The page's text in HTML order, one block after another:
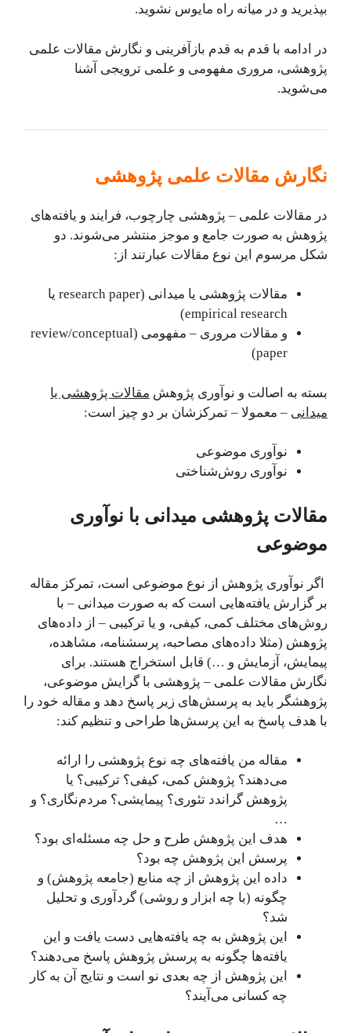
بپذیرید و در میانه راه مایوس نشوید.
در ادامه با قدم به قدم بازآفرینی و نگارش مقالات علمی
پژوهشی، مروری مفهومی و علمی ترویجی آشنا
می‌شوید.
نگارش مقالات علمی پژوهشی
در مقالات علمی – پژوهشی چارچوب، فرایند و یافته‌های
پژوهش به صورت جامع و موجز منتشر می‌شوند. دو
شکل مرسوم این نوع مقالات عبارتند از:
مقالات پژوهشی یا میدانی (research paper یا
empirical research)‌
و مقالات مروری – مفهومی (review/conceptual
paper)‌
بسته به اصالت و نوآوری پژوهش مقالات پژوهشی یا
میدانی – معمولا – تمرکزشان بر دو چیز است:
نوآوری موضوعی
نوآوری روش‌شناختی
مقالات پژوهشی میدانی با نوآوری
موضوعی
اگر نوآوری پژوهش از نوع موضوعی است، تمرکز مقاله
بر گزارش یافته‌هایی است که به صورت میدانی – با
روش‌های مختلف کمی، کیفی، و یا ترکیبی – از داده‌های
پژوهش (مثلا داده‌های مصاحبه، پرسشنامه، مشاهده،
پیمایش، آزمایش و …) قابل استخراج هستند. برای
نگارش مقالات علمی – پژوهشی با گرایش موضوعی،
پژوهشگر باید به پرسش‌های زیر پاسخ دهد و مقاله خود را
با هدف پاسخ به این پرسش‌ها طراحی و تنظیم کند:
مقاله من یافته‌های چه نوع پژوهشی را ارائه
می‌دهند؟ پژوهش کمی، کیفی؟ ترکیبی؟ یا
پژوهش گراندد تئوری؟ پیمایشی؟ مردم‌نگاری؟ و
…
هدف این پژوهش طرح و حل چه مسئله‌ای بود؟
پرسش این پژوهش چه بود؟
داده این پژوهش از چه منابع (جامعه پژوهش) و
چگونه (با چه ابزار و روشی) گردآوری و تحلیل
شد؟
این پژوهش به چه یافته‌هایی دست یافت و این
یافته‌ها چگونه به پرسش پژوهش پاسخ می‌دهند؟
این پژوهش از چه بعدی نو است و نتایج آن به کار
چه کسانی می‌آیند؟